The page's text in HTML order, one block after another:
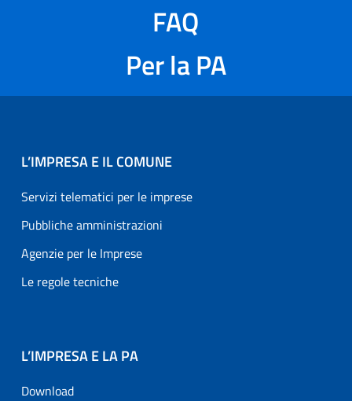
FAQ
Per la PA
L’IMPRESA E IL COMUNE
Servizi telematici per le imprese
Pubbliche amministrazioni
Agenzie per le Imprese
Le regole tecniche
L’IMPRESA E LA PA
Download